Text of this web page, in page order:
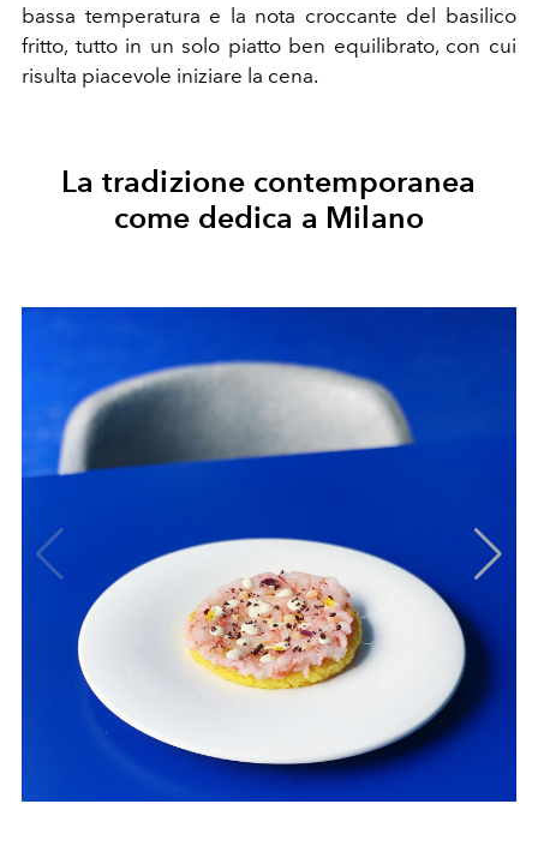
bassa temperatura e la nota croccante del basilico
fritto, tutto in un solo piatto ben equilibrato, con cui
risulta piacevole iniziare la cena.
La tradizione contemporanea
come dedica a Milano